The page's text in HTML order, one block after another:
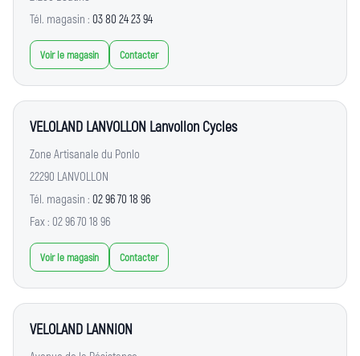
Tél. magasin : 03 80 24 23 94
Voir le magasin Contacter
VELOLAND LANVOLLON Lanvollon Cycles
Zone Artisanale du Ponlo
22290 LANVOLLON
Tél. magasin : 02 96 70 18 96
Fax : 02 96 70 18 96
Voir le magasin Contacter
VELOLAND LANNION